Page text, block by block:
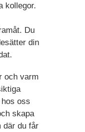
kollegor.
Du
din
och varm
oss
skapa
där du får